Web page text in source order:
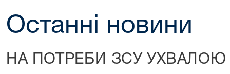
Останні новини
НА ПОТРЕБИ ЗСУ